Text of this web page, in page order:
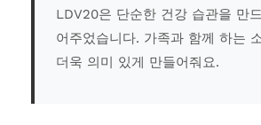
LDV20은 단순한 건강 습관을 만
어주었습니다. 가족과 함께 하는
더욱 의미 있게 만들어줘요.